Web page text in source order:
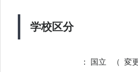
学校区分
： 国立 （ 変